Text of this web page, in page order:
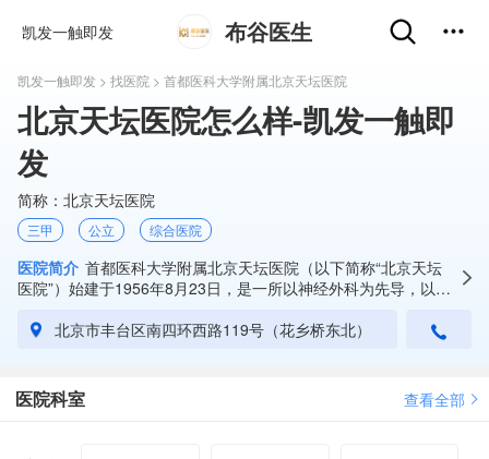
凯发一触即发 布谷医生
凯发一触即发 > 找医院 > 首都医科大学附属北京天坛医院
北京天坛医院怎么样-凯发一触即
发
简称： 北京天坛医院
三甲 公立 综合医院
医院简介 首都医科大学附属北京天坛医院（以下简称“北京天坛
医院”）始建于1956年8月23日，是一所以神经外科为先导，以神
院，是亚洲神经外科临床、科研、教...
北京市丰台区南四环西路119号（花乡桥东北）
医院科室 查看全部